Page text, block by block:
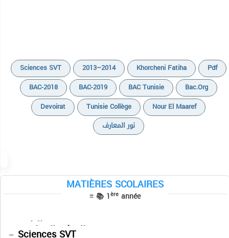
Sciences SVT 2013–2014 Khorcheni Fatiha
Pdf
BAC-2018
BAC-2019 BAC Tunisie
Bac.org
Devoirat
Tunisie Collège
Nour El Maaref
نور المعارف
MATIÈRES SCOLAIRES
≡ 📚 1ère année
Français
Devoirs
التاريخ
Devoirs
التفكير الإسلامي
Cours
Devoirs
Physique
Sciences SVT